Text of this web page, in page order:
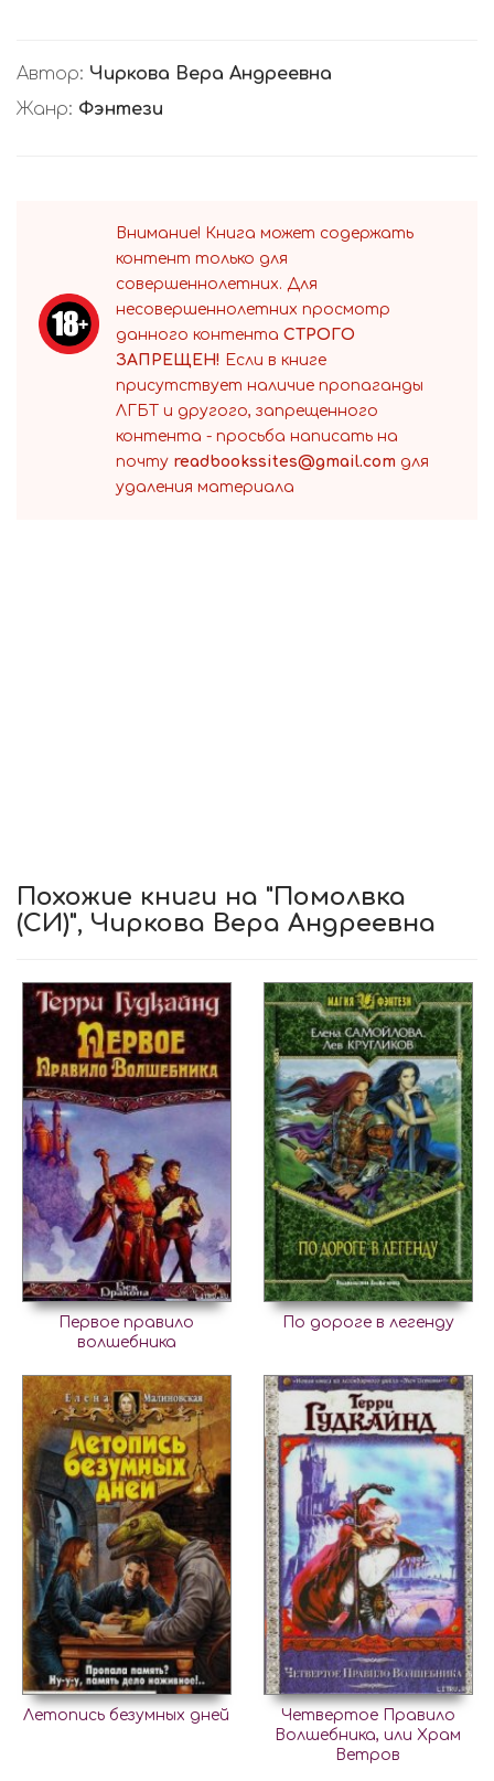
Автор: Чиркова Вера Андреевна
Жанр: Фэнтези
Внимание! Книга может содержать
контент только для
совершеннолетних. Для
несовершеннолетних просмотр
данного контента СТРОГО
ЗАПРЕЩЕН! Если в книге
присутствует наличие пропаганды
ЛГБТ и другого, запрещенного
контента - просьба написать на
почту readbookssites@gmail.com для
удаления материала
Похожие книги на "Помолвка
(СИ)", Чиркова Вера Андреевна
Первое правило
волшебника
По дороге в легенду
Летопись безумных дней
Четвертое Правило
Волшебника, или Храм
Ветров